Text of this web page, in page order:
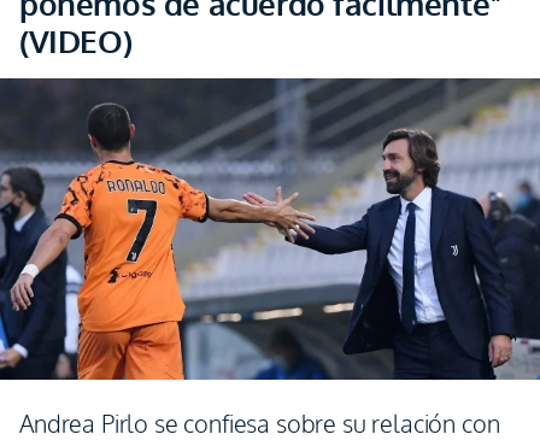
(VIDEO)
Andrea Pirlo se confiesa sobre su relación con